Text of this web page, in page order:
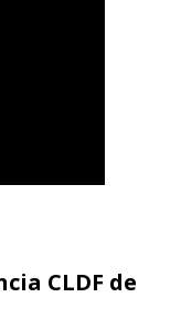
CLDF de